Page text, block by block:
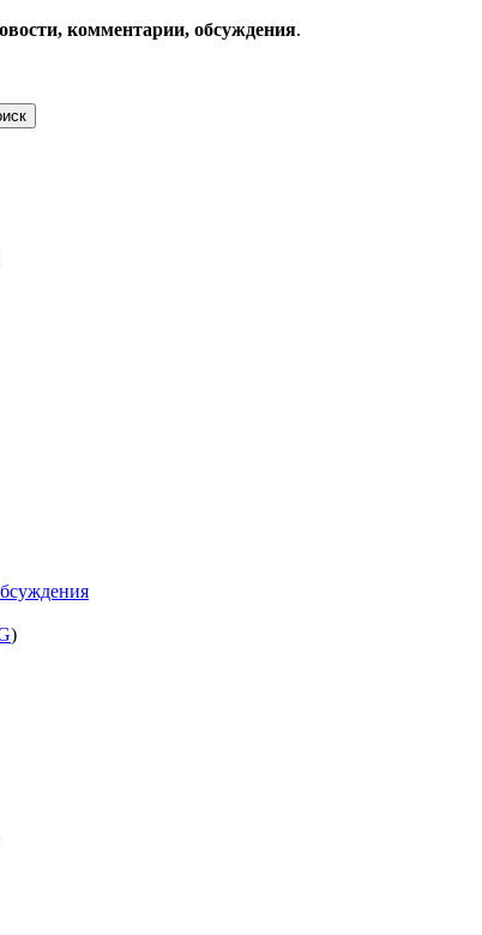
комментарии, обсуждения.
)